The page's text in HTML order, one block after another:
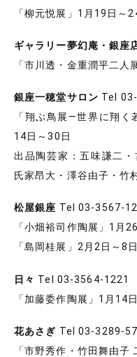
「柳元悦展」1月19日～
ギャラリー夢幻庵・銀座
「市川透・金重潤平二人
銀座一穂堂サロン Tel
「翔ぶ鳥展―世界に翔
14日～30日
出品陶芸家：五味謙二
氏家昂大・澤谷由子・竹
松屋銀座 Tel 03-3567-
「小畑裕司作陶展」1月
「島岡桂展」2月2日～8日
日々 Tel 03-3564-1221
「加藤委作陶展」1月14
花あさぎ Tel 03-3289-
「市野秀作・竹田舞由